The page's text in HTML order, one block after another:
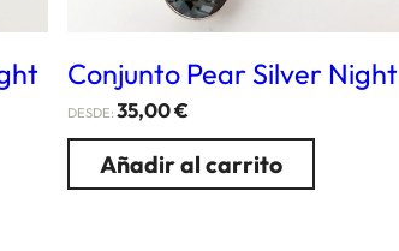
Conjunto Pear Silver Night
DESDE: 35,00€
Añadir al carrito